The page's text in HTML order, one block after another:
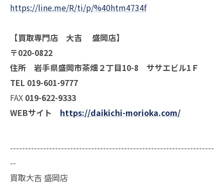
https://line.me/R/ti/p/%40htm4734f
【買取専門店 大吉 盛岡店】
〒020-0822
住所 岩手県盛岡市茶畑２丁目10-8 ササエビル1Ｆ
TEL 019-601-9777
FAX 019-622-9333
WEBサイト https://daikichi-morioka.com/
--------------------------------------------------------------------
--
買取大吉 盛岡店